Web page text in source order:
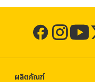
ผลิตภัณฑ์